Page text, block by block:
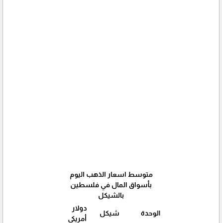
متوسط اسعار الذهب اليوم
بأسواق المال في فلسطين
بالشيكل
الوحدة شيكل
دولار
أمريكى